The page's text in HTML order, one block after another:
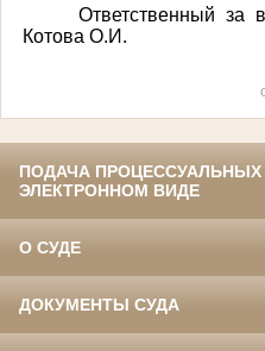
Ответственный за
Котова О.И.
ПОДАЧА
ЭЛЕКТРОННОМ ВИДЕ
О СУДЕ
ДОКУМЕНТЫ СУДА